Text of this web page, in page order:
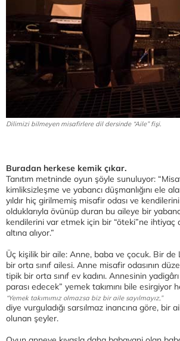
Dilimizi bilmeyen misafirlere dil dersinde “Aile” fişi.
Buradan herkese kemik çıkar.
Tanıtım metninde oyun şöyle sunuluyor:
kimliksizleşme ve yabancı düşmanlığını ele
yıldır hiç girilmemiş misafir odası ve
olduklarıyla övünüp duran bu aileye bir
kendilerini var etmek için bir “öteki”ne
altına alıyor.”
Üç kişilik bir aile: Anne, baba ve çocuk. Bir
bir orta sınıf ailesi. Anne misafir odasının
tipik bir orta sınıf ev kadını. Annesinin
parası edecek” yemek takımını bile esirgiyor
“Yemek takımımız olmazsa biz bir aile sayılmayız,”
diye vurguladığı sarsılmaz inancına göre,
olunan şeyler.